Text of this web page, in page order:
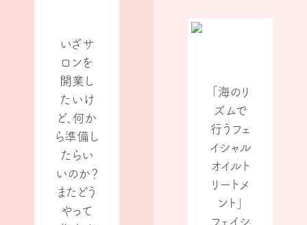
いざサ
ロンを
開業し
たいけ
ど、何か
ら準備し
たらい
いのか？
またどう
やって
「海のリ
ズムで
行うフェ
イシャル
オイルト
リートメ
ント」
フェイシ